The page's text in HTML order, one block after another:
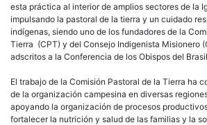
esta práctica al interior de amplios sectores de la
impulsando la pastoral de la tierra y un cuidado
indígenas, siendo uno de los fundadores de la
Tierra (CPT) y del Consejo Indigenista Misionero
adscritos a la Conferencia de los Obispos del
El trabajo de la Comisión Pastoral de la Tierra ha
de la organización campesina en diversas
apoyando la organización de procesos
fortalecer la nutrición y salud de las familias y la